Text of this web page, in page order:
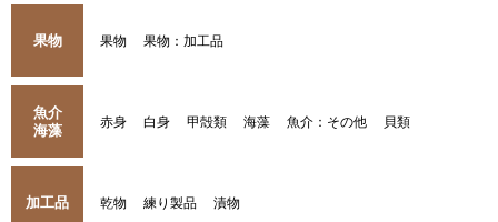
果物 果物 果物：加工品
魚介
海藻
赤身 白身 甲殻類 海藻 魚介：その他 貝類
加工品 乾物 練り製品 漬物